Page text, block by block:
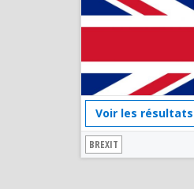
Voir les résultats
BREXIT